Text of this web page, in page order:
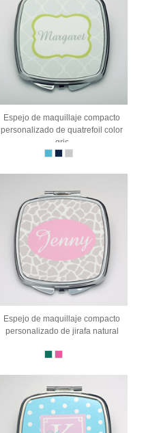
Espejo de maquillaje compacto
personalizado de quatrefoil color
gris
Espejo de maquillaje compacto
personalizado de jirafa natural